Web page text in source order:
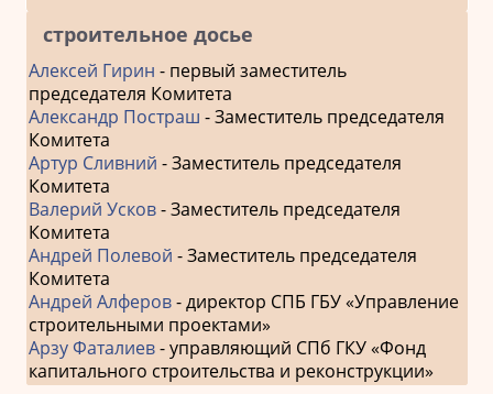
строительное досье
Алексей Гирин - первый заместитель
председателя Комитета
Александр Постраш - Заместитель председателя
Комитета
Артур Сливний - Заместитель председателя
Комитета
Валерий Усков- Заместитель председателя
Комитета
Андрей Полевой - Заместитель председателя
Комитета
Андрей Алферов- директор СПБ ГБУ «Управление
строительными проектами»
Арзу Фаталиев- управляющий СПб ГКУ «Фонд
капитального строительства и реконструкции»